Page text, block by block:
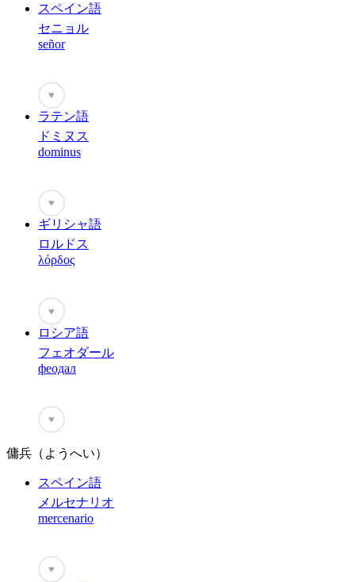
スペイン語
セニョル
señor
♥
ラテン語
ドミヌス
dominus
♥
ギリシャ語
ロルドス
λόρδος
♥
ロシア語
フェオダール
феодал
♥
傭兵（ようへい）
スペイン語
メルセナリオ
mercenario
♥